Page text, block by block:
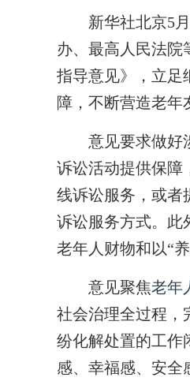
新华社北京5月
办、最高人民法院
指导意见》，立足
障，不断营造老年
意见要求做好涉
诉讼活动提供保障
线诉讼服务，或者
诉讼服务方式。此
老年人财物和以“
意见聚焦老年
社会治理全过程，
纷化解处置的工作
感、幸福感、安全